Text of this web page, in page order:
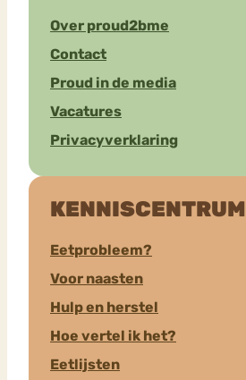
Over proud2bme
Contact
Proud in de media
Vacatures
Privacyverklaring
KENNISCENTRUM
Eetprobleem?
Voor naasten
Hulp en herstel
Hoe vertel ik het?
Eetlijsten